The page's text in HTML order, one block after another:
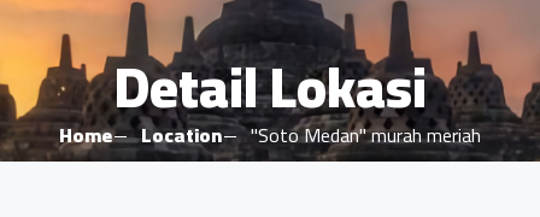
Detail Lokasi
Home Location "Soto Medan" murah meriah